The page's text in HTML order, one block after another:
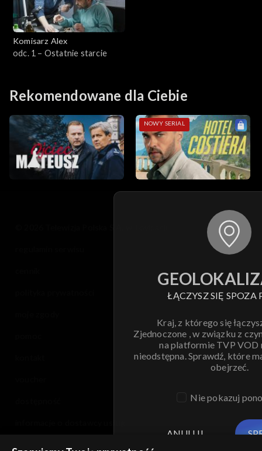
Sezon 2
Sezon 1
Komisarz Alex
odc. 1 – Ostatnie starcie
Rekomendowane dla Ciebie
NOWY SERIAL
ŁĄCZYSZ SIĘ SPOZA
Kraj, z którego się
Zjednoczone , w związku z
na platformie TVP VOD
nieodstępna. Sprawdź, które
obejrzeć.
Nie pokazuj
ANULUJ